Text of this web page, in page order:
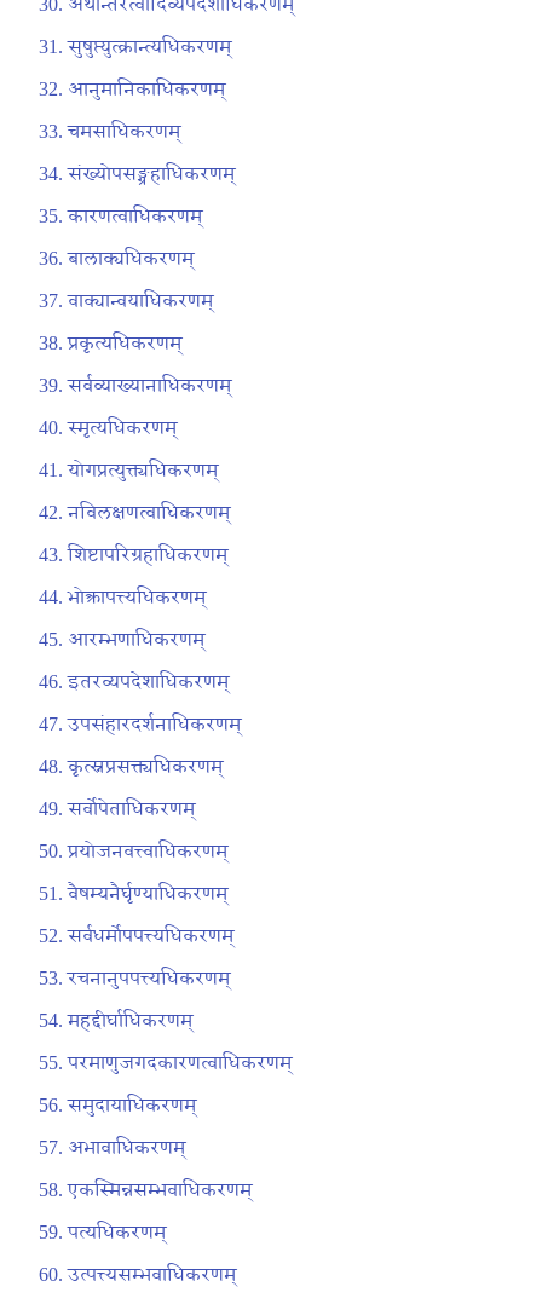
अर्थान्तरत्वादिव्यपदेशाधिकरणम्
सुषुप्त्युत्क्रान्त्यधिकरणम्
आनुमानिकाधिकरणम्
चमसाधिकरणम्
संख्योपसङ्ग्रहाधिकरणम्
कारणत्वाधिकरणम्
बालाक्यधिकरणम्
वाक्यान्वयाधिकरणम्
प्रकृत्यधिकरणम्
सर्वव्याख्यानाधिकरणम्
स्मृत्यधिकरणम्
योगप्रत्युक्त्यधिकरणम्
नविलक्षणत्वाधिकरणम्
शिष्टापरिग्रहाधिकरणम्
भोक्त्रापत्त्यधिकरणम्
आरम्भणाधिकरणम्
इतरव्यपदेशाधिकरणम्
उपसंहारदर्शनाधिकरणम्
कृत्स्नप्रसक्त्यधिकरणम्
सर्वोपेताधिकरणम्
प्रयोजनवत्त्वाधिकरणम्
वैषम्यनैर्घृण्याधिकरणम्
सर्वधर्मोपपत्त्यधिकरणम्
रचनानुपपत्त्यधिकरणम्
महद्दीर्घाधिकरणम्
परमाणुजगदकारणत्वाधिकरणम्
समुदायाधिकरणम्
अभावाधिकरणम्
एकस्मिन्नसम्भवाधिकरणम्
पत्यधिकरणम्
उत्पत्त्यसम्भवाधिकरणम्